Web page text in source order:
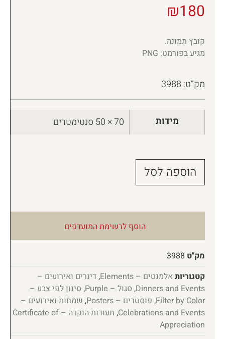
₪180
קובץ תמונה.
מגיע בפורמט: PNG
מק”ט: 3988
מידות 70 × 50 סנטימטרים
הוספה לסל
הוסף לרשימת המועדפים
מק"ט 3988
קטגוריות אלמנטים – Elements ,דינרים ואירועים –
Dinners and Events
, סגול – Purple , סינון לפי צבע –
Filter by Color
, פוסטרים – Posters , שמחות ואירועים –
Celebrations and Events
,
תעודות הוקרה – Certificate of
Appreciation